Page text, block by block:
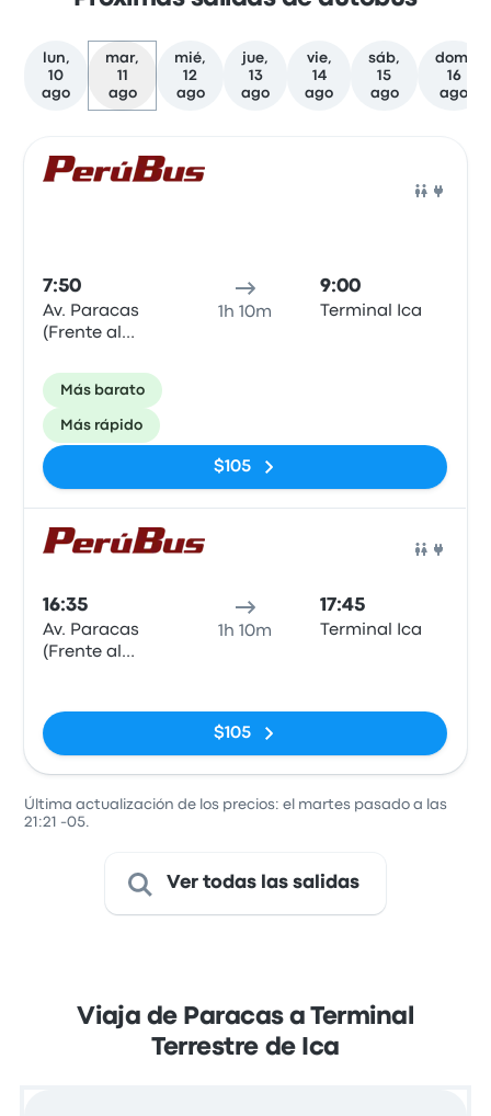
lun,
10
ago
mar,
11
ago
mié,
12
ago
jue,
13
ago
vie,
14
ago
sáb,
15
ago
dom,
16
ago
7:50
Av. Paracas
(Frente al
Amigo)
1h 10m
9:00
Terminal Ica
Más barato
Más rápido
$105
16:35
Av. Paracas
(Frente al
1h 10m
17:45
Terminal Ica
$105
Última actualización de los precios: el martes pasado a las
21:21 -05.
Ver todas las salidas
Viaja de Paracas a Terminal
Terrestre de Ica